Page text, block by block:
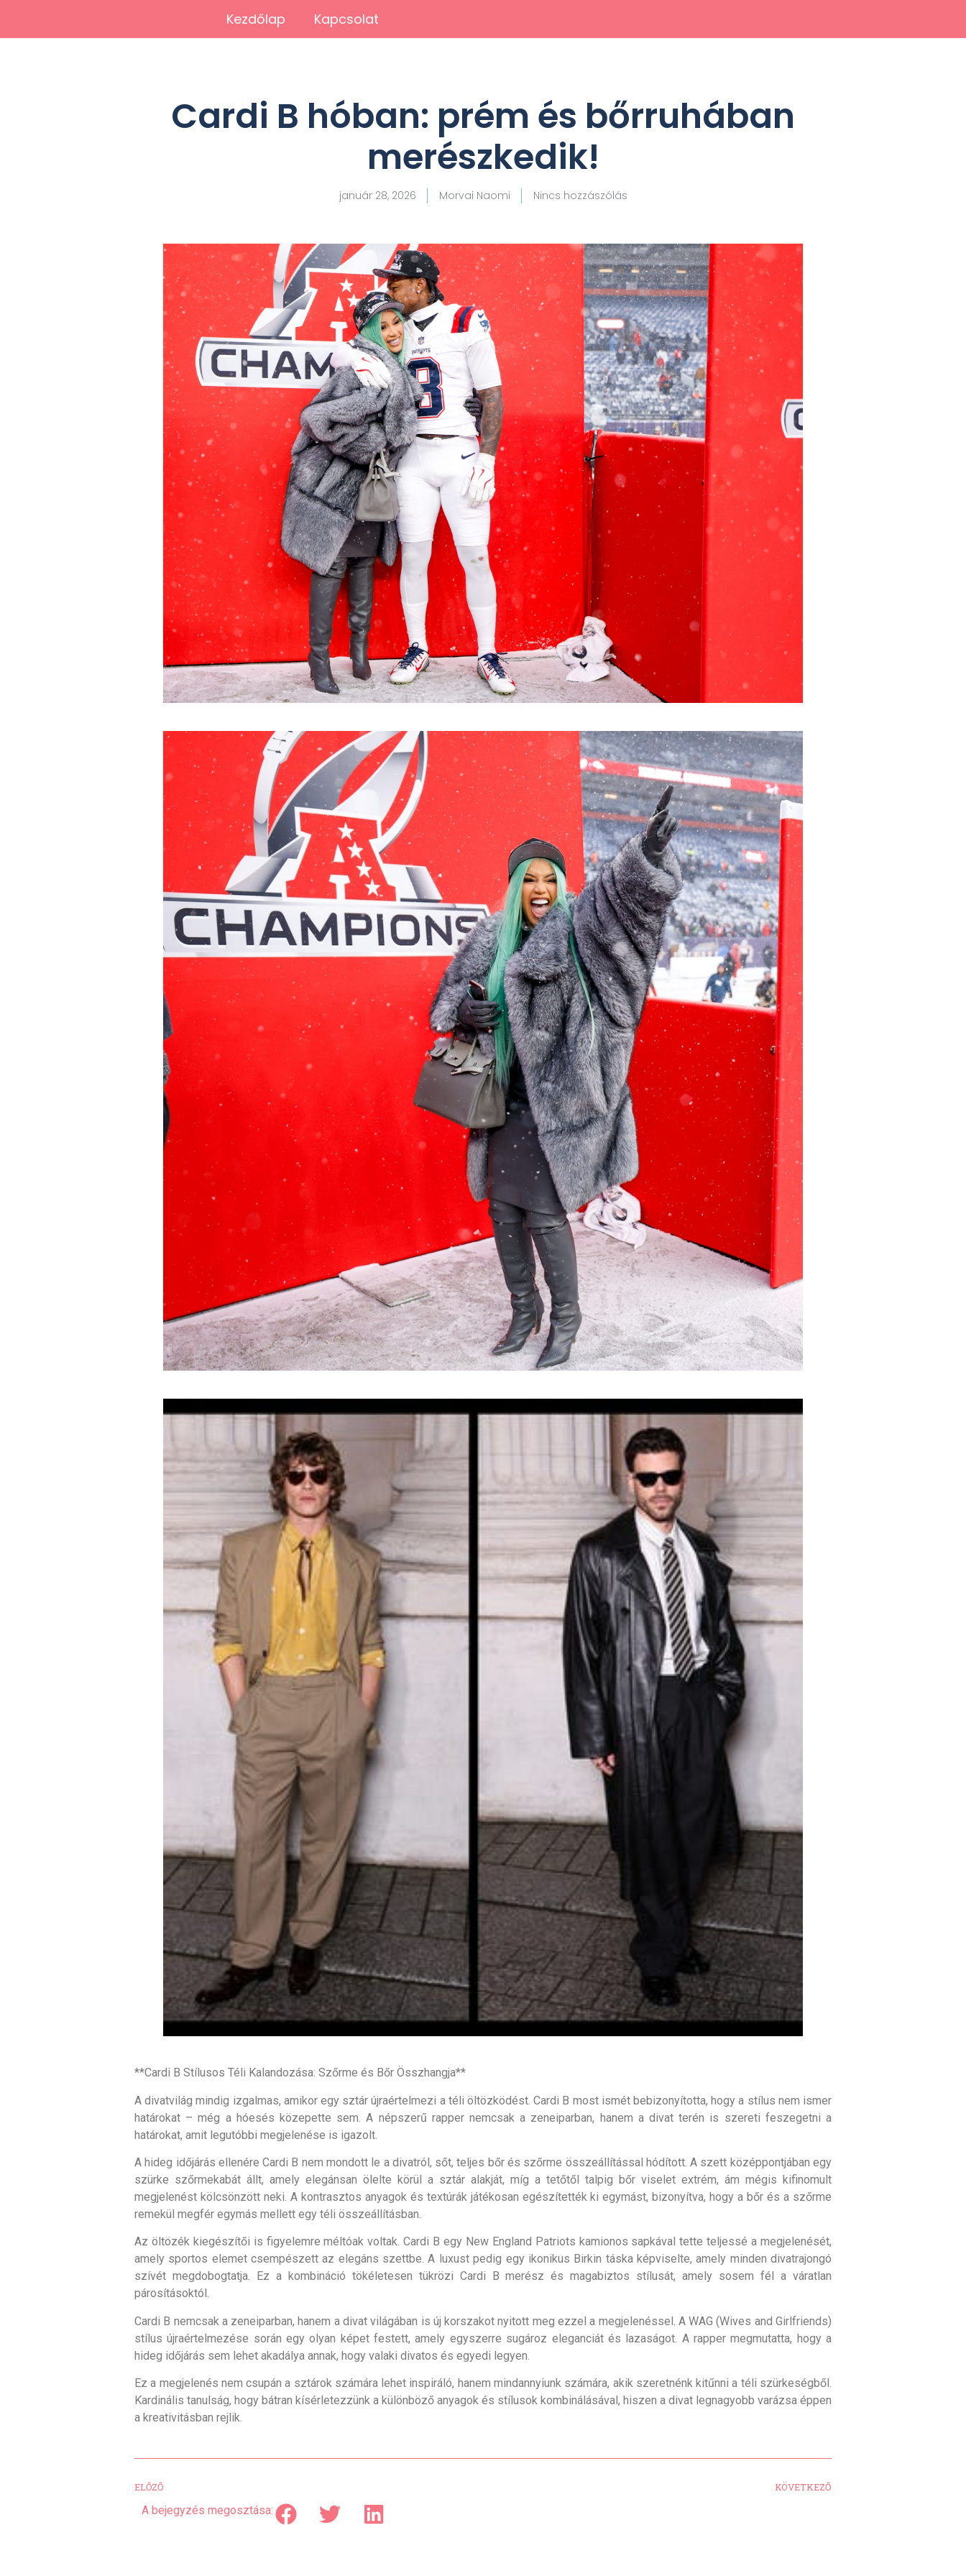
Kezdőlap Kapcsolat
Cardi B hóban: prém és bőrruhában
merészkedik!
január 28, 2026 Morvai Naomi Nincs hozzászólás
**Cardi B Stílusos Téli Kalandozása: Szőrme és Bőr Összhangja**
A divatvilág mindig izgalmas, amikor egy sztár újraértelmezi a téli öltözködést. Cardi B most ismét bebizonyította, hogy a stílus nem ismer
határokat – még a hóesés közepette sem. A népszerű rapper nemcsak a zeneiparban, hanem a divat terén is szereti feszegetni a
határokat, amit legutóbbi megjelenése is igazolt.
A hideg időjárás ellenére Cardi B nem mondott le a divatról, sőt, teljes bőr és szőrme összeállítással hódított. A szett középpontjában egy
szürke szőrmekabát állt, amely elegánsan ölelte körül a sztár alakját, míg a tetőtől talpig bőr viselet extrém, ám mégis kifinomult
megjelenést kölcsönzött neki. A kontrasztos anyagok és textúrák játékosan egészítették ki egymást, bizonyítva, hogy a bőr és a szőrme
remekül megfér egymás mellett egy téli összeállításban.
Az öltözék kiegészítői is figyelemre méltóak voltak. Cardi B egy New England Patriots kamionos sapkával tette teljessé a megjelenését,
amely sportos elemet csempészett az elegáns szettbe. A luxust pedig egy ikonikus Birkin táska képviselte, amely minden divatrajongó
szívét megdobogtatja. Ez a kombináció tökéletesen tükrözi Cardi B merész és magabiztos stílusát, amely sosem fél a váratlan
párosításoktól.
Cardi B nemcsak a zeneiparban, hanem a divat világában is új korszakot nyitott meg ezzel a megjelenéssel. A WAG (Wives and Girlfriends)
stílus újraértelmezése során egy olyan képet festett, amely egyszerre sugároz eleganciát és lazaságot. A rapper megmutatta, hogy a
hideg időjárás sem lehet akadálya annak, hogy valaki divatos és egyedi legyen.
Ez a megjelenés nem csupán a sztárok számára lehet inspiráló, hanem mindannyiunk számára, akik szeretnénk kitűnni a téli szürkeségből.
Kardinális tanulság, hogy bátran kísérletezzünk a különböző anyagok és stílusok kombinálásával, hiszen a divat legnagyobb varázsa éppen
a kreativitásban rejlik.
ELŐZŐ KÖVETKEZŐ
A bejegyzés megosztása: